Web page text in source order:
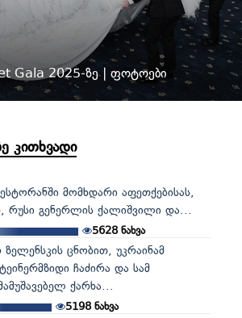
Gala 2025-ზე | ფოტოები
კითხვადი
მომხდარი აფეთქებისას,
რუსი გენერლის ქალიშვილი და...
5628 ნახვა
ცნობით, უკრაინამ
ჩაძირა და სამ
ქარხა...
5198ნახვა